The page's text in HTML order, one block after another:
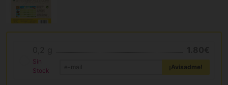
Sin
Stock
¡Avisadme!